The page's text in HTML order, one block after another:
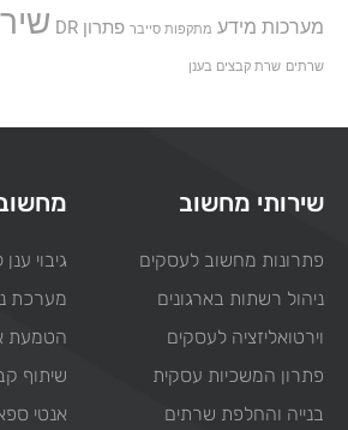
מערכות מידע מתקפות סייבר פתרון DR
שרתים שרת קבצים בענן
שירותי מחשוב
פתרונות מחשוב לעסקים
ניהול רשתות בארגונים
וירטואליזציה לעסקים
פתרון המשכיות עסקית
בנייה והחלפת שרתים
גיבוי
מערכת
הטמעת
שיתוף
אנטי